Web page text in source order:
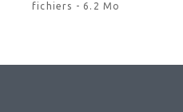
fichiers - 6.2 Mo